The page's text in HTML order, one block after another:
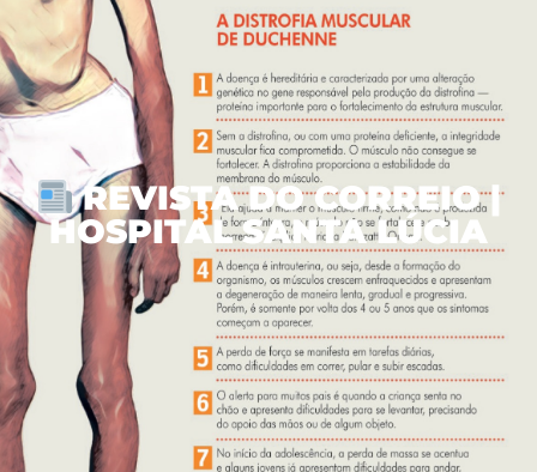
REVISTA DO CORREIO |
HOSPITAL SANTA LÚCIA